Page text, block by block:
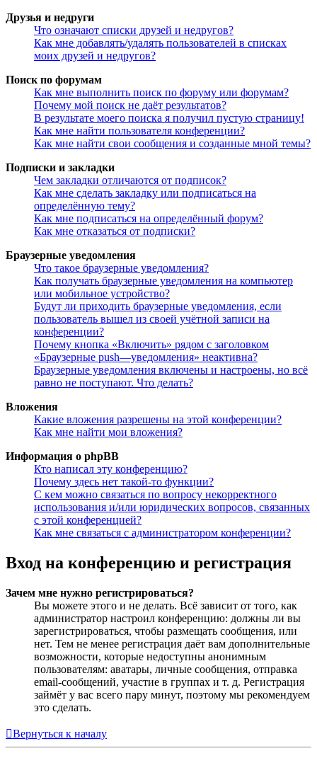
Друзья и недруги
Что означают списки друзей и недругов?
Как мне добавлять/удалять пользователей в списках
моих друзей и недругов?
Поиск по форумам
Как мне выполнить поиск по форуму или форумам?
Почему мой поиск не даёт результатов?
В результате моего поиска я получил пустую страницу!
Как мне найти пользователя конференции?
Как мне найти свои сообщения и созданные мной темы?
Подписки и закладки
Чем закладки отличаются от подписок?
Как мне сделать закладку или подписаться на
определённую тему?
Как мне подписаться на определённый форум?
Как мне отказаться от подписки?
Браузерные уведомления
Что такое браузерные уведомления?
Как получать браузерные уведомления на компьютер
или мобильное устройство?
Будут ли приходить браузерные уведомления, если
пользователь вышел из своей учётной записи на
конференции?
Почему кнопка «Включить» рядом с заголовком
«Браузерные push—уведомления» неактивна?
Браузерные уведомления включены и настроены, но всё
равно не поступают. Что делать?
Вложения
Какие вложения разрешены на этой конференции?
Как мне найти мои вложения?
Информация о phpBB
Кто написал эту конференцию?
Почему здесь нет такой-то функции?
С кем можно связаться по вопросу некорректного
использования и/или юридических вопросов, связанных
с этой конференцией?
Как мне связаться с администратором конференции?
Вход на конференцию и регистрация
Зачем мне нужно регистрироваться?
Вы можете этого и не делать. Всё зависит от того, как
администратор настроил конференцию: должны ли вы
зарегистрироваться, чтобы размещать сообщения, или
нет. Тем не менее регистрация даёт вам дополнительные
возможности, которые недоступны анонимным
пользователям: аватары, личные сообщения, отправка
email-сообщений, участие в группах и т. д. Регистрация
займёт у вас всего пару минут, поэтому мы рекомендуем
это сделать.
Вернуться к началу